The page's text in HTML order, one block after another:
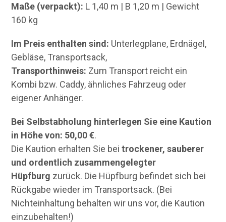
Maße (verpackt): L 1,40 m | B 1,20 m | Gewicht
160 kg
Im Preis enthalten sind: Unterlegplane, Erdnägel,
Gebläse, Transportsack,
Transporthinweis: Zum Transport reicht ein
Kombi bzw. Caddy, ähnliches Fahrzeug oder
eigener Anhänger.
Bei Selbstabholung hinterlegen Sie eine Kaution
in Höhe von: 50,00 €.
Die Kaution erhalten Sie beitrockener, sauberer
und ordentlich zusammengelegter
Hüpfburg zurück. Die Hüpfburg befindet sich bei
Rückgabe wieder im Transportsack. (Bei
Nichteinhaltung behalten wir uns vor, die Kaution
einzubehalten!)